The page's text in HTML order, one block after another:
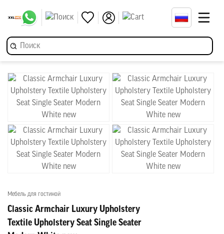
Мебель для гостиной
Classic Armchair Luxury Upholstery
Textile Upholstery Seat Single Seater